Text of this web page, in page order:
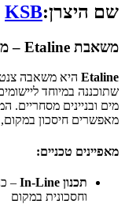
שם היצרן:KSB
משאבת Etaline – משאבת In-Line אנכית חכמה וחסכונית
Etaline היא משאבה
שתוכננה במיוחד
מים ובניינים מסחריים.
מאפשרים חיסכון
מאפיינים טכניים:
תכנון In-Line
–
וחסכונית במקום